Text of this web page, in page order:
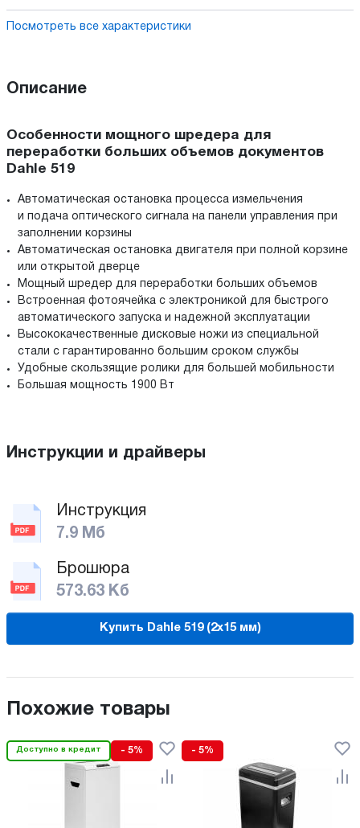
Посмотреть все характеристики
Описание
Особенности мощного шредера для
переработки больших объемов документов
Dahle 519
Автоматическая остановка процесса измельчения
и подача оптического сигнала на панели управления при
заполнении корзины
Автоматическая остановка двигателя при полной корзине
или открытой дверце
Мощный шредер для переработки больших объемов
Встроенная фотоячейка с электроникой для быстрого
автоматического запуска и надежной эксплуатации
Высококачественные дисковые ножи из специальной
стали с гарантированно большим сроком службы
Удобные скользящие ролики для большей мобильности
Большая мощность 1900 Вт
Инструкции и драйверы
Инструкция
7.9 Мб
Брошюра
573.63 Кб
Купить Dahle 519 (2х15 мм)
Похожие товары
Доступно в кредит - 5% - 5%